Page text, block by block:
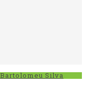
Bartolomeu Silva